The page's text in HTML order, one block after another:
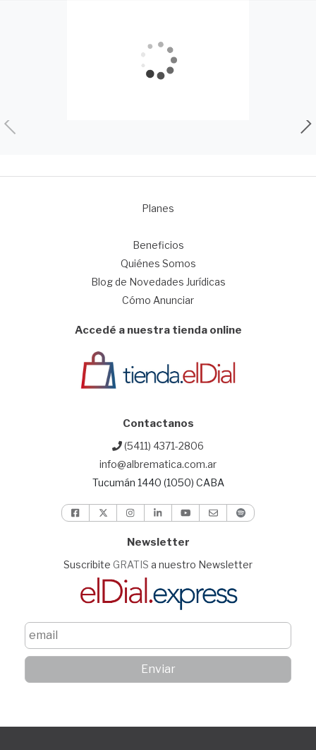
Planes
Beneficios
Quiénes Somos
Blog de Novedades Jurídicas
Cómo Anunciar
Accedé a nuestra tienda online
Contactanos
(5411) 4371-2806
info@albrematica.com.ar
Tucumán 1440 (1050) CABA
Newsletter
Suscribite GRATIS a nuestro Newsletter